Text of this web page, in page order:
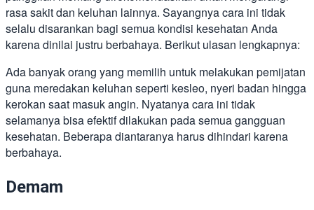
rasa sakit dan keluhan lainnya. Sayangnya cara ini tidak
selalu disarankan bagi semua kondisi kesehatan Anda
karena dinilai justru berbahaya. Berikut ulasan lengkapnya:
Ada banyak orang yang memilih untuk melakukan pemijatan
guna meredakan keluhan seperti kesleo, nyeri badan hingga
kerokan saat masuk angin. Nyatanya cara ini tidak
selamanya bisa efektif dilakukan pada semua gangguan
kesehatan. Beberapa diantaranya harus dihindari karena
berbahaya.
Demam